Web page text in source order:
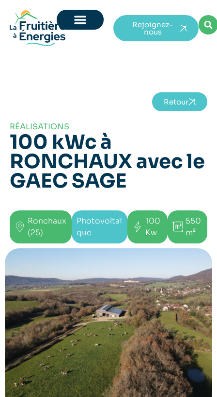
Rejoignez-
nous
RÉALISATIONS
100 kWc à
RONCHAUX avec le
GAEC SAGE
Retour
Ronchaux
(25)
Photovoltaï
que
100
Kw
550
m²